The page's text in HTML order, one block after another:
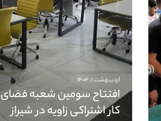
اردیبهشت ۱, ۱۴۰۴
افتتاح سومین شعبه فضای
کار اشتراکی زاویه در شیراز